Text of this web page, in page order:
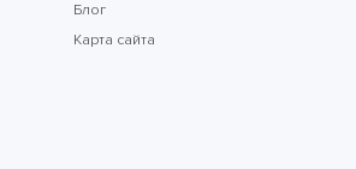
Блог
Карта сайта